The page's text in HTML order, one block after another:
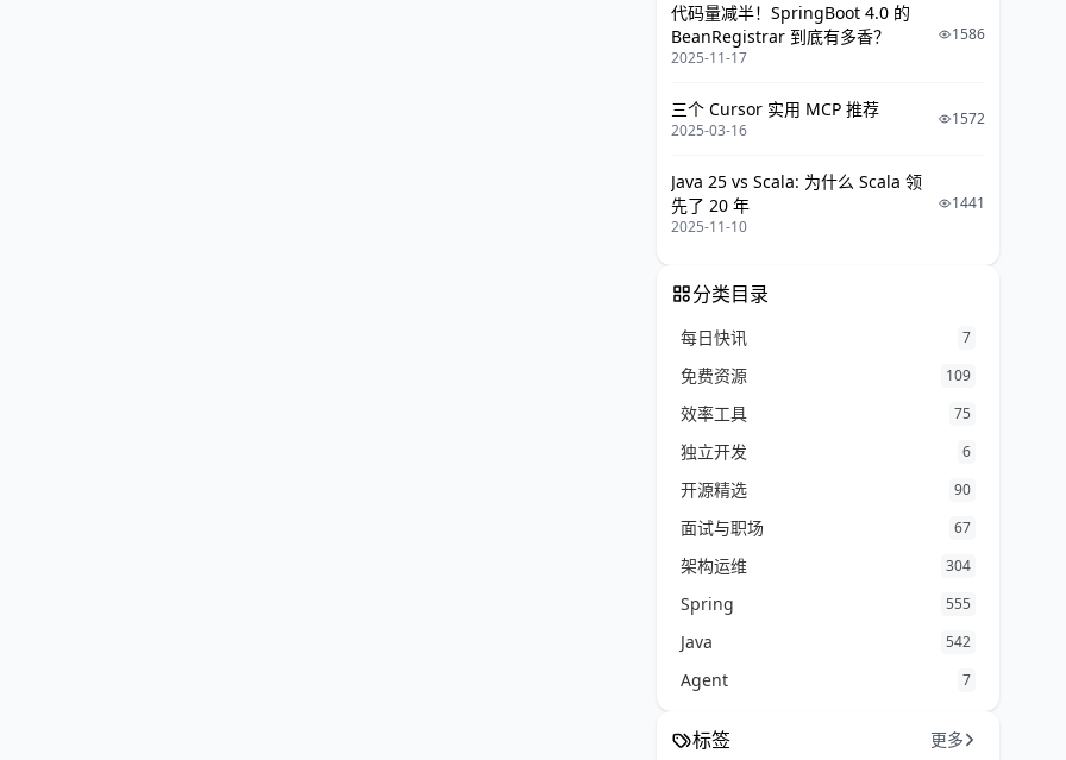
代码量减半！SpringBoot 4.0 的
BeanRegistrar 到底有多香？
2025-11-17
1586
三个 Cursor 实用 MCP 推荐
2025-03-16
1572
Java 25 vs Scala: 为什么 Scala 领
先了 20 年
2025-11-10
1441
分类目录
每日快讯 7
免费资源 109
效率工具 75
独立开发 6
开源精选 90
面试与职场 67
架构运维 304
Spring 555
Java 542
Agent 7
标签 更多